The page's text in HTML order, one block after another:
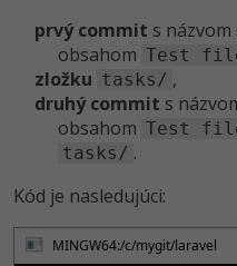
prvý commit s
obsahom Test
zložku tasks/ ,
druhý commit s
obsahom Test
tasks/ .
Kód je nasledujúci:
MINGW64:/c/mygit/laravel